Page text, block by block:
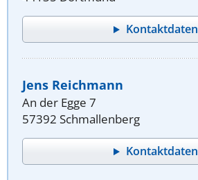
Kontaktdaten
Jens Reichmann
An der Egge 7
57392 Schmallenberg
Kontaktdaten